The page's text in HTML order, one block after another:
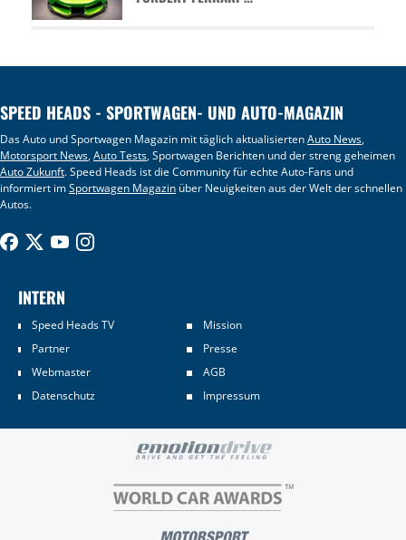
SPEED HEADS - SPORTWAGEN- UND AUTO-MAGAZIN
Das Auto und Sportwagen Magazin mit täglich aktualisiertenAuto News,
Motorsport News,Auto Tests, Sportwagen Berichten und der streng geheimen
Auto Zukunft. Speed Heads ist die Community für echte Auto-Fans und
informiert imSportwagen Magazin über Neuigkeiten aus der Welt der schnellen
Autos.
INTERN
Speed Heads TV
Mission
Partner
Presse
Webmaster
AGB
Datenschutz
Impressum